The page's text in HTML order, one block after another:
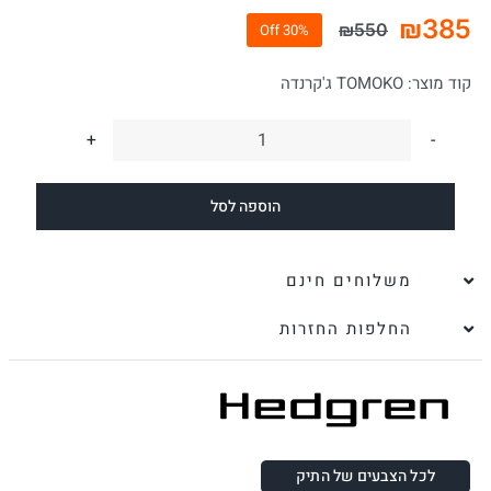
₪550 המחיר
המקורי
היה:
₪385
המחיר
הנוכחי
הוא:
30% Off
קוד מוצר: TOMOKO ג'קרנדה
כמות
של
תיק
|
Hedgren
הוספה לסל
משלוחים חינם
החלפות החזרות
לכל הצבעים של התיק